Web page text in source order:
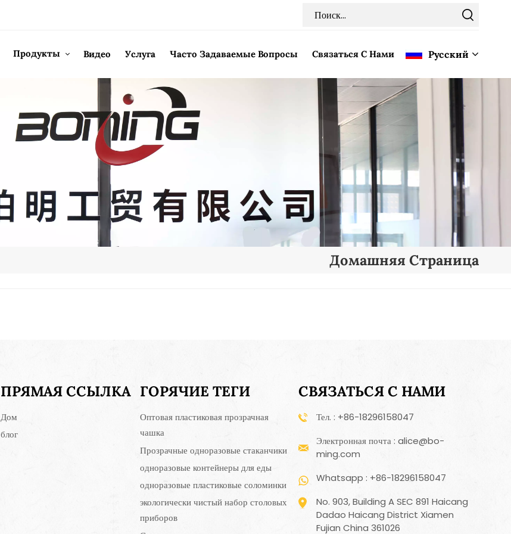
Продукты Видео Услуга Часто Задаваемые Вопросы Связаться С Нами Pусский
Deutsch
Pусский
Español
Домашняя Страница
ПРЯМАЯ ССЫЛКА
Дом
блог
ГОРЯЧИЕ ТЕГИ
Оптовая пластиковая прозрачная
чашка
Прозрачные одноразовые стаканчики
одноразовые контейнеры для еды
одноразовые пластиковые соломинки
экологически чистый набор столовых
приборов
СВЯЗАТЬСЯ С НАМИ
Тел. : +86-18296158047
Электронная почта : alice@bo-
ming.com
Whatsapp : +86-18296158047
No. 903, Building A SEC 891 Haicang
Dadao Haicang District Xiamen
Fujian China 361026